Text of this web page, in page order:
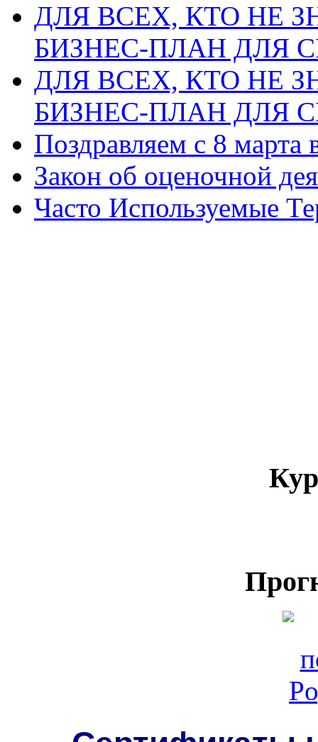
ДЛЯ ВСЕХ, КТО НЕ
БИЗНЕС-ПЛАН ДЛЯ
ДЛЯ ВСЕХ, КТО НЕ
БИЗНЕС-ПЛАН ДЛЯ
Поздравляем с 8
Закон об оценочной
Часто Используемые